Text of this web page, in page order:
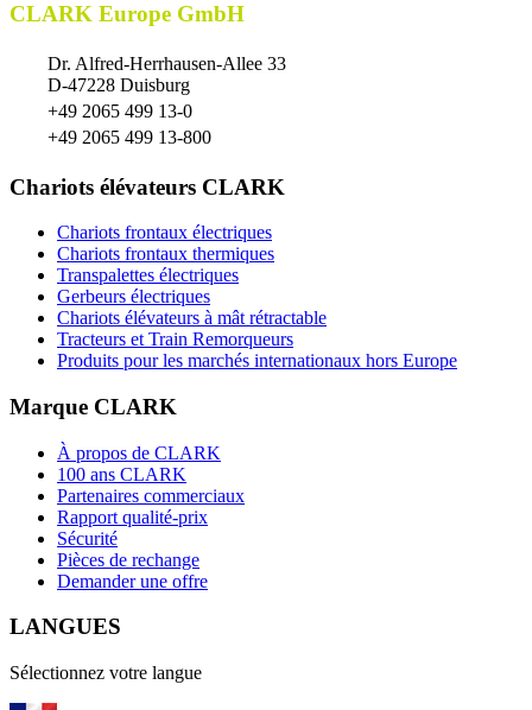
CLARK Europe GmbH
Dr. Alfred-Herrhausen-Allee 33
D-47228 Duisburg
+49 2065 499 13-0
+49 2065 499 13-800
Chariots élévateurs CLARK
Chariots frontaux électriques
Chariots frontaux thermiques
Transpalettes électriques
Gerbeurs électriques
Chariots élévateurs à mât rétractable
Tracteurs et Train Remorqueurs
Produits pour les marchés internationaux hors Europe
Marque CLARK
À propos de CLARK
100 ans CLARK
Partenaires commerciaux
Rapport qualité-prix
Sécurité
Pièces de rechange
Demander une offre
LANGUES
Sélectionnez votre langue